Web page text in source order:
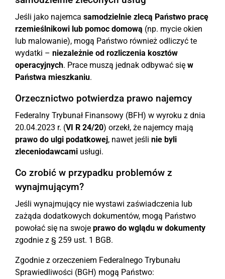
Jeśli jako najemca samodzielnie zlecą Państwo pracę
rzemieślnikowi lub pomoc domową (np. mycie okien
lub malowanie), mogą Państwo również odliczyć te
wydatki – niezależnie od rozliczenia kosztów
operacyjnych. Prace muszą jednak odbywać się w
Państwa mieszkaniu.
Orzecznictwo potwierdza prawo najemcy
Federalny Trybunał Finansowy (BFH) w wyroku z dnia
20.04.2023 r. (VI R 24/20) orzekł, że najemcy mają
prawo do ulgi podatkowej, nawet jeśli nie byli
zleceniodawcami usługi.
Co zrobić w przypadku problemów z
wynajmującym?
Jeśli wynajmujący nie wystawi zaświadczenia lub
zażąda dodatkowych dokumentów, mogą Państwo
powołać się na swoje prawo do wglądu w dokumenty
zgodnie z § 259 ust. 1 BGB.
Zgodnie z orzeczeniem Federalnego Trybunału
Sprawiedliwości (BGH) mogą Państwo: